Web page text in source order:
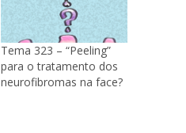
Tema 323 – “Peeling”
para o tratamento dos
neurofibromas na face?